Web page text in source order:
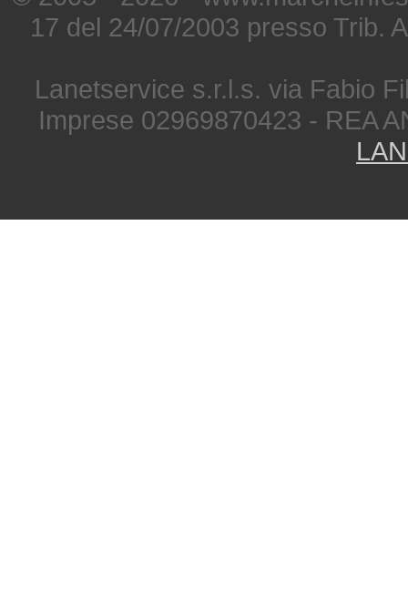
17 del 24/07/2003 presso Trib.
Lanetservice s.r.l.s. via Fabio
Imprese 02969870423 - REA